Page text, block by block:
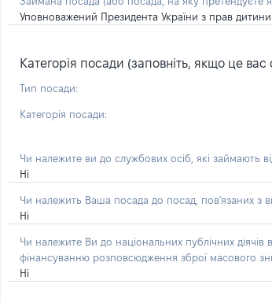
Уповноважений Президента України з прав дитини
Категорія посади (заповніть, якщо це вас
Тип посади:
Категорія посади:
Чи належите ви до службових осіб, які займають
Ні
Чи належить Ваша посада до посад, пов'язаних з
Ні
Чи належите Ви до національних публічних
фінансуванню розповсюдження зброї масового
Ні